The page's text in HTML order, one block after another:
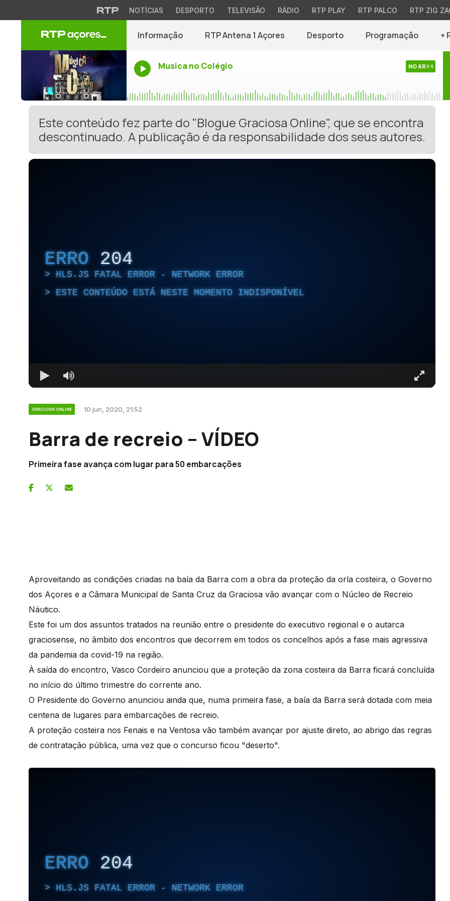
NOTÍCIAS DESPORTO TELEVISÃO RÁDIO RTP PLAY RTP PALCO RTP ZIG
Informação RTP Antena 1 Açores Desporto Programação +
Musica no Colégio NO AR
Este conteúdo fez parte do "Blogue Graciosa Online", que se encontra
descontinuado. A publicação é da responsabilidade dos seus autores.
ERRO 204
HLS.JS FATAL ERROR - NETWORK ERROR
ESTE CONTEÚDO ESTÁ NESTE MOMENTO INDISPONÍVEL
GRACIOSA ONLINE 10 jun, 2020, 21:52
Barra de recreio – VÍDEO
Primeira fase avança com lugar para 50 embarcações
Aproveitando as condições criadas na baía da Barra com a obra da proteção da orla costeira, o Governo
dos Açores e a Câmara Municipal de Santa Cruz da Graciosa vão avançar com o Núcleo de Recreio
Náutico.
Este foi um dos assuntos tratados na reunião entre o presidente do executivo regional e o autarca
graciosense, no âmbito dos encontros que decorrem em todos os concelhos após a fase mais agressiva
da pandemia da covid-19 na região.
À saída do encontro, Vasco Cordeiro anunciou que a proteção da zona costeira da Barra ficará concluída
no início do último trimestre do corrente ano.
O Presidente do Governo anunciou ainda que, numa primeira fase, a baía da Barra será dotada com meia
centena de lugares para embarcações de recreio.
A proteção costeira nos Fenais e na Ventosa vão também avançar por ajuste direto, ao abrigo das regras
de contratação pública, uma vez que o concurso ficou "deserto".